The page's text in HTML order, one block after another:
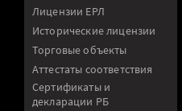
Лицензии ЕРЛ
Исторические лицензии
Торговые объекты
Аттестаты соответствия
Сертификаты и
декларации РБ